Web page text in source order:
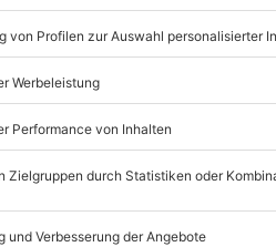
immer:Unsere